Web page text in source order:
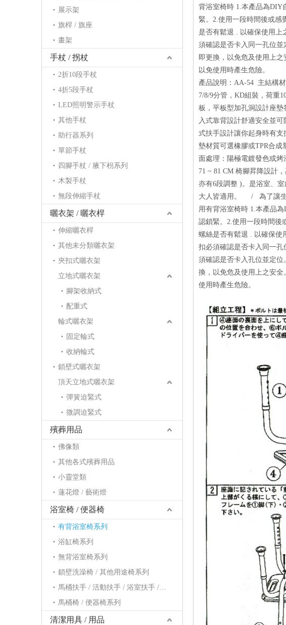
展示架
旗桿 / 旗座
畫架
手杖 / 拐杖
2折10段手杖
4折5段手杖
LED照明警示手杖
其他手杖
助行器系列
單節手杖
四腳手杖 / 腋下枴系列
木製手杖
無段伸縮手杖
曬衣架 / 曬衣桿
伸縮曬衣桿
其他未分類曬衣架
夾扣式曬衣架
立地式曬衣架
腳架收納式
配重式
輪式曬衣架
固定輪式
收納輪式
鎖壁式曬衣架
頂天立地式曬衣架
彈簧迫緊式
微調迫緊式
殯葬用品
佛像類
其他各式殯葬用品
小靈堂類
蓮花燈 / 藝術燈
浴室椅 / 便器椅
有背浴室椅系列
浴缸椅系列
無背浴室椅系列
鎖壁洗澡椅 / 其他用途椅系列
馬桶扶手 / 活動扶手 / 浴室扶手 / 浴缸扶手系列
馬桶椅 / 便器椅系列
清潔用具 / 用品
背浴室椅時 1.本產品為DIY
緊。2.使用一段時間後或感
是否有鬆退 . 以確保使用上
須確認是否卡入同一孔位
即更換，以免危及使用上之
以免使用時產生危險。
產品說明：AA-54 主結構
7/8/9分管，KD組裝，荷重
板，平板型加孔洞設計座
入式靠背設計舒適安全並
式扶手設計讓你起身時有
墊材質可選橡膠或TPR合成
面處理：陽極電鍍發色或
71 ~ 81 CM 椅腳昇降設計
亦有6段調整 )。是浴室、
大人皆適用。 / 為了讓生
用有背浴室椅時 1.本產品
認鎖緊。2.使用一段時間後
螺絲是否有鬆退 . 以確保使
扣必須確認是否卡入同一
須確認是否卡入孔位並定
換，以免危及使用上之安
使用時產生危險。